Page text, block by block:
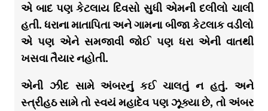
એ બાદ પણ કેટલાય દિવસો સુધી એમની દલીલો ચાલી
હતી. ધરાના માતાપિતા અને ગામના બીજા કેટલાક વડીલો
એ પણ એને સમજાવી જોઈ પણ ધરા એની વાતથી
ખસવા તૈયાર નહોતી.
એની ઝીદ સામે અંબરનું કઈ ચાલતું ન હતું. અને
સ્ત્રીહઠ સામે તો સ્વયં મહાદેવ પણ ઝૂક્યા છે, તો અંબર